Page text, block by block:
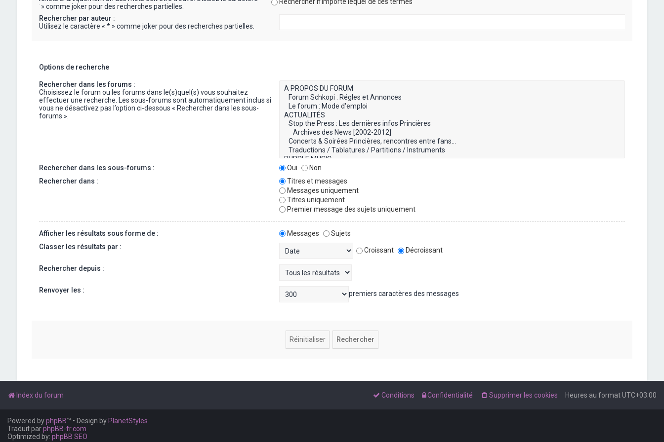
« * » comme joker pour des recherches partielles.
Rechercher par auteur :
Utilisez le caractère « * » comme joker pour des recherches partielles.
Options de recherche
Rechercher dans les forums :
Choisissez le forum ou les forums dans le(s)quel(s) vous souhaitez
effectuer une recherche. Les sous-forums sont automatiquement inclus si
vous ne désactivez pas l’option ci-dessous « Rechercher dans les sous-
forums ».
Rechercher dans les sous-forums : Oui
Non
Rechercher dans :
Titres et messages
Messages uniquement
Titres uniquement
Premier message des sujets uniquement
Afficher les résultats sous forme de : Messages
Sujets
Classer les résultats par :
Croissant Décroissant
Rechercher depuis :
Renvoyer les : premiers caractères des messages
Index du forum Heures au formatUTC+03:00
Supprimer les cookies
Confidentialité
Conditions
Powered byphpBB™ • Design byPlanetStyles
Traduit parphpBB-fr.com
Optimized by: phpBB SEO